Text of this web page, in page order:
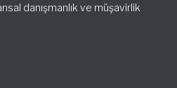
danışmanlık ve müşavirlik